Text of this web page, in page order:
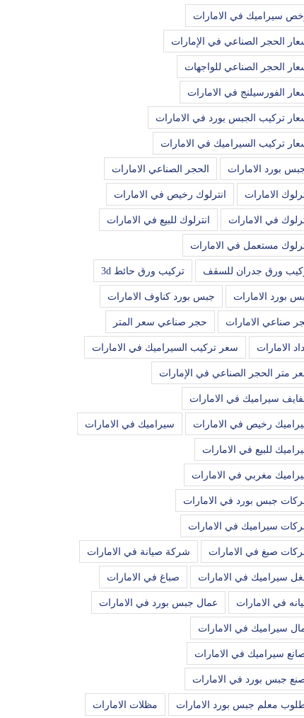
سيراميك في الامارات
الحجر الصناعي في الإمارات
الحجر الصناعي للواجهات
الفورسيلنج في الامارات
تركيب الجبس بورد في الامارات
تركيب السيراميك في الامارات
بورد الامارات الحجر الصناعي الامارات
الامارات انترلوك رخيص في الامارات
في الامارات انترلوك للبيع في الامارات
مستعمل في الامارات
ورق جدران للسقف تركيب ورق حائط 3d
بورد الامارات جبس بورد كناوف الامارات
صناعي الامارات حجر صناعي سعر المتر
الامارات سعر تركيب السيراميك في الامارات
متر الحجر الصناعي في الإمارات
سيراميك في الامارات
رخيص في الامارات سيراميك في الامارات
للبيع في الامارات
مغربي في الامارات
جبس بورد في الامارات
سيراميك في الامارات
صبغ في الامارات شركة صيانة في الامارات
سيراميك في الامارات صباغ في الامارات
في الامارات عمال جبس بورد في الامارات
سيراميك في الامارات
سيراميك في الامارات
جبس بورد في الامارات
معلم جبس بورد الامارات مظلات الامارات